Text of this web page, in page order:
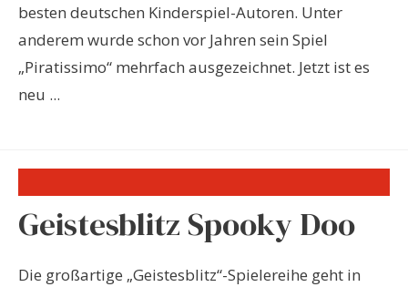
besten deutschen Kinderspiel-Autoren. Unter
anderem wurde schon vor Jahren sein Spiel
„Piratissimo“ mehrfach ausgezeichnet. Jetzt ist es
neu ...
Geistesblitz Spooky Doo
Die großartige „Geistesblitz“-Spielereihe geht in